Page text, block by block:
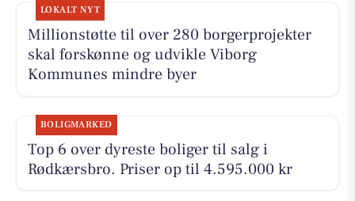
LOKALT NYT
Millionstøtte til over 280 borgerprojekter
skal forskønne og udvikle Viborg
Kommunes mindre byer
BOLIGMARKED
Top 6 over dyreste boliger til salg i
Rødkærsbro. Priser op til 4.595.000 kr